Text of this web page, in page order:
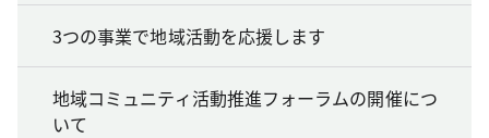
3つの事業で地域活動を応援します
地域コミュニティ活動推進フォーラムの開催につ
いて